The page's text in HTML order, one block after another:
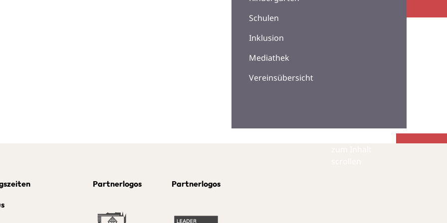
Schulen
Inklusion
Mediathek
Vereinsübersicht
Partnerlogos Partnerlogos